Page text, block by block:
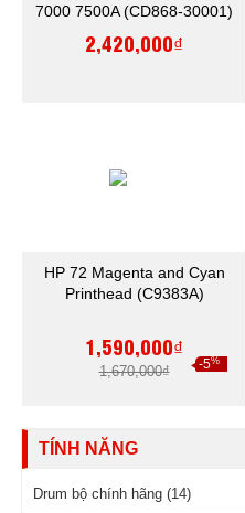
7000 7500A (CD868-30001)
2,420,000₫
HP 72 Magenta and Cyan
Printhead (C9383A)
1,590,000₫
1,670,000₫ -5%
TÍNH NĂNG
Drum bộ chính hãng (14)